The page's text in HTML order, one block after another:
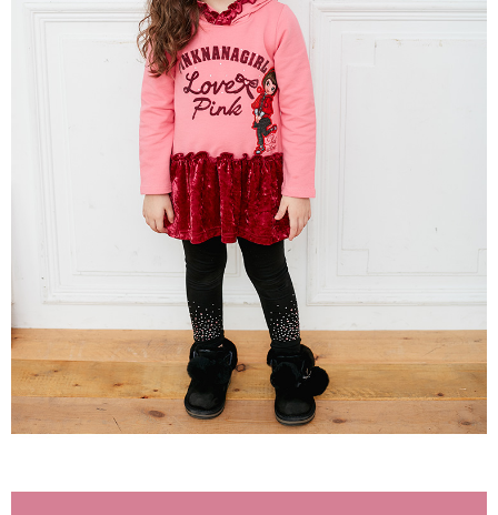
每筆NT$80，滿NT$2,000(含以上)免運費